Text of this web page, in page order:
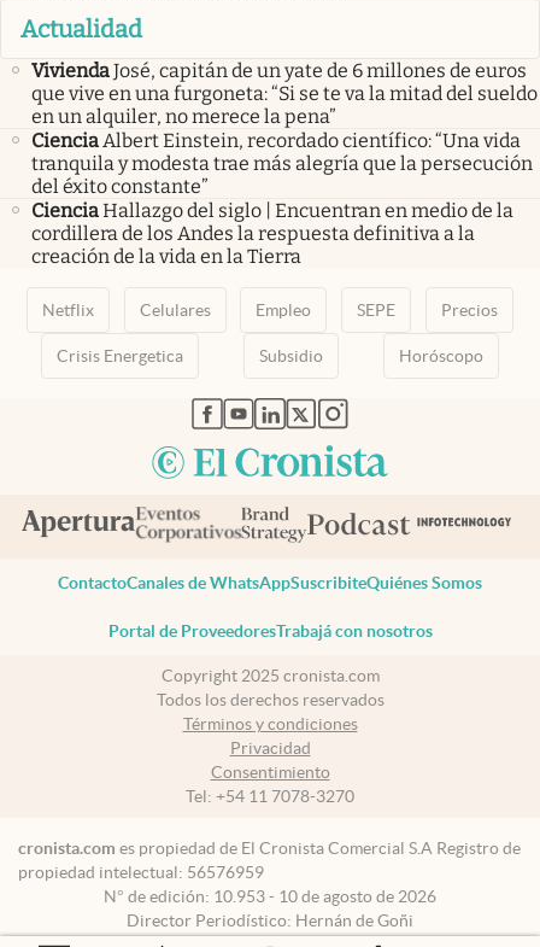
Actualidad
ViviendaJosé, capitán de un yate de 6 millones de euros
que vive en una furgoneta: “Si se te va la mitad del sueldo
en un alquiler, no merece la pena”
CienciaAlbert Einstein, recordado científico: “Una vida
tranquila y modesta trae más alegría que la persecución
del éxito constante”
CienciaHallazgo del siglo | Encuentran en medio de la
cordillera de los Andes la respuesta definitiva a la
creación de la vida en la Tierra
Netflix Celulares Empleo SEPE Precios
Crisis Energetica Subsidio Horóscopo
abre en nueva pestaña
abre en nueva pestaña
abre en nueva pestaña
abre en nueva pestaña
abre en nueva pestaña
ContactoCanales de WhatsAppSuscribiteQuiénes Somos
Portal de ProveedoresTrabajá con nosotros
Copyright 2025 cronista.com
Todos los derechos reservados
Términos y condiciones
Privacidad
Consentimiento
Tel: +54 11 7078-3270
cronista.com es propiedad de El Cronista Comercial S.A Registro de
propiedad intelectual: 56576959
N° de edición: 10.953 - 10 de agosto de 2026
Director Periodístico: Hernán de Goñi